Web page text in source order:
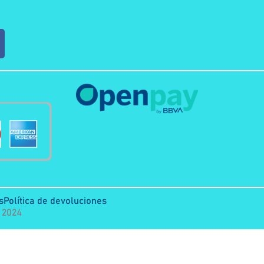
Política de devoluciones